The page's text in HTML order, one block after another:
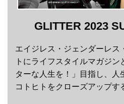
GLITTER 2023
エイジレス・ジェンダーレス
トにライフスタイルマガジ
ターな人生を！」目指し、人
コトヒトをクローズアップす